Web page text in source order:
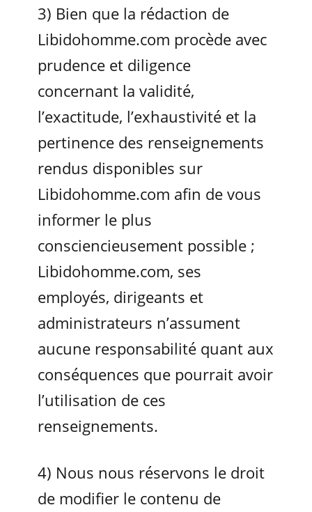
3) Bien que la rédaction de
Libidohomme.com procède avec
prudence et diligence
concernant la validité,
l’exactitude, l’exhaustivité et la
pertinence des renseignements
rendus disponibles sur
Libidohomme.com afin de vous
informer le plus
consciencieusement possible ;
Libidohomme.com, ses
employés, dirigeants et
administrateurs n’assument
aucune responsabilité quant aux
conséquences que pourrait avoir
l’utilisation de ces
renseignements.
4) Nous nous réservons le droit
de modifier le contenu de